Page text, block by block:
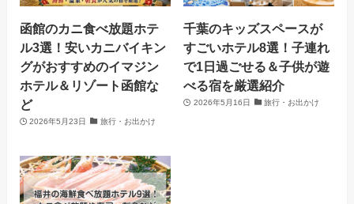
函館のカニ食べ放題ホテ
ル3選！安いカニバイキン
グがおすすめのイマジン
ホテル＆リゾート函館な
ど
2026年5月23日 旅行・お出かけ
千葉のキッズスペースが
すごいホテル8選！子連れ
で1日過ごせる＆子供が遊
べる宿を厳選紹介
2026年5月16日 旅行・お出かけ